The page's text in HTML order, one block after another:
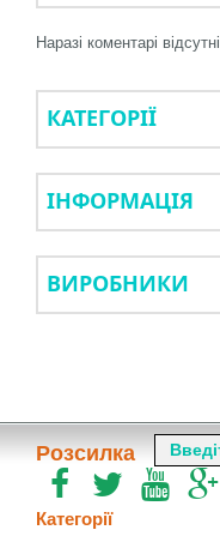
Наразі коментарі відсутні.
КАТЕГОРІЇ
ІНФОРМАЦІЯ
ВИРОБНИКИ
Розсилка
Категорії